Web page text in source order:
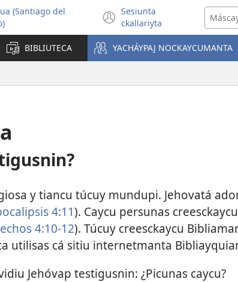
idioma
(Santiago del
Sesiunta
ckallariyta
(abre
una
nueva
ventana)
BIBLIUTECA YACHÁYPAJ NOCKAYCUMANTA
y tiancu túcuy mundupi. Jehovatá
4:11). Caycu persunas
4:10-12). Túcuy creesckaycu
utilisas cá sitiu internetmanta
Jehóvap testigusnin: ¿Picunas caycu?